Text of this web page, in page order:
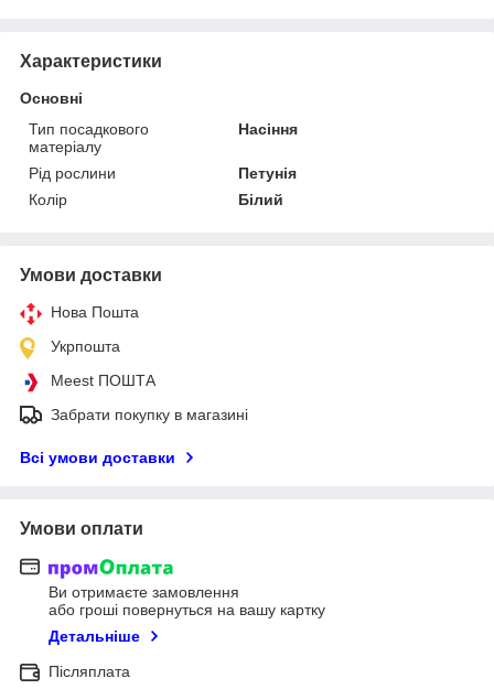
Характеристики
Основні
Тип посадкового
матеріалу
Насіння
Рід рослини
Петунія
Колір
Білий
Умови доставки
Нова Пошта
Укрпошта
Meest ПОШТА
Забрати покупку в магазині
Всі умови доставки
Умови оплати
Ви отримаєте замовлення
або гроші повернуться на вашу картку
Детальніше
Післяплата